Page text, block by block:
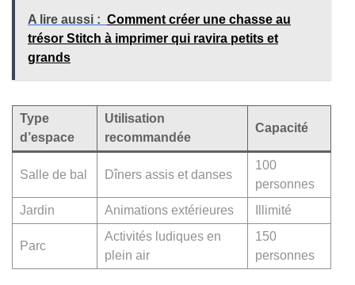
A lire aussi : Comment créer une chasse au
trésor Stitch à imprimer qui ravira petits et
grands
Type
d’espace
Utilisation
recommandée
Capacité
Salle de bal Dîners assis et danses
100
personnes
Jardin
Animations extérieures Illimité
Parc
Activités ludiques en
plein air
150
personnes